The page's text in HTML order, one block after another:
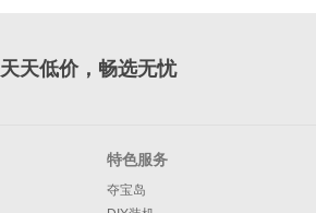
天天低价，畅选无忧
特色服务
夺宝岛